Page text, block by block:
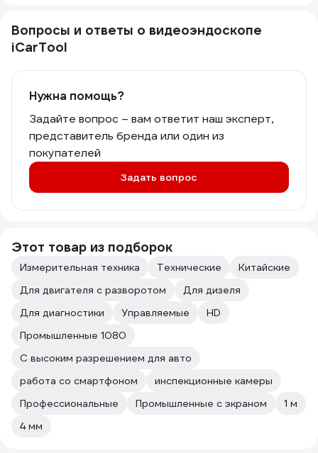
Вопросы и ответы о видеоэндоскопе
iCarTool
Нужна помощь?
Задайте вопрос – вам ответит наш эксперт,
представитель бренда или один из
покупателей
Задать вопрос
Этот товар из подборок
Измерительная техника Технические
Китайские
Для двигателя с разворотом
Для дизеля
Для диагностики
Управляемые
HD
Промышленные 1080
С высоким разрешением для авто
работа со смартфоном
инспекционные камеры
Профессиональные
Промышленные с экраном
1 м
4 мм